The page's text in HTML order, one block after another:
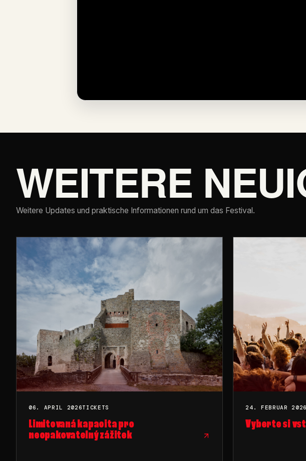
WEITERE
Weitere Updates und praktische Informationen rund um das Festival.
06. APRIL 2026TICKETS
Limitovaná kapacita pro
neopakovatelný zážitek
24. FEBRUAR 2026
Vyberte si